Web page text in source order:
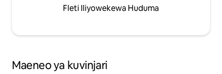
Fleti Iliyowekewa Huduma
Maeneo ya kuvinjari